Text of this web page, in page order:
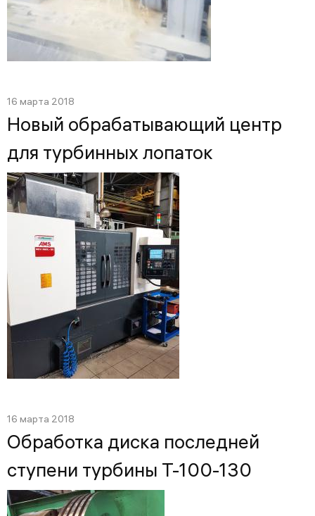
16 марта 2018
Новый обрабатывающий центр
для турбинных лопаток
16 марта 2018
Обработка диска последней
ступени турбины Т-100-130